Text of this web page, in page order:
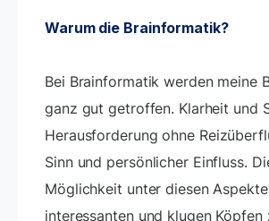
Warum die Brainformatik?
Bei Brainformatik werden meine
ganz gut getroffen. Klarheit und
Herausforderung ohne
Sinn und persönlicher Einfluss.
Möglichkeit unter diesen
interessanten und klugen Köpfen